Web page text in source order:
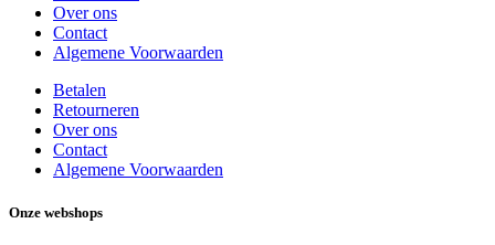
Over ons
Contact
Algemene Voorwaarden
Betalen
Retourneren
Over ons
Contact
Algemene Voorwaarden
Onze webshops